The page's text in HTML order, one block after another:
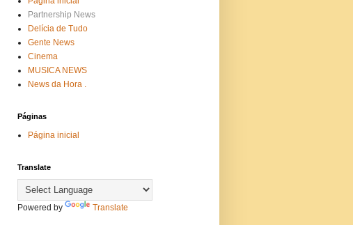
Partnership News
Delícia de Tudo
Gente News
Cinema
MUSICA NEWS
News da Hora .
Páginas
Página inicial
Translate
Powered by Translate